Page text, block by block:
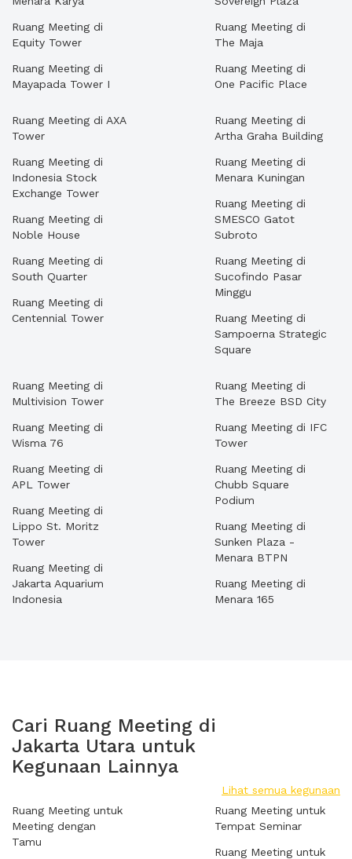
Ruang Meeting di
Equity Tower
Ruang Meeting di
Mayapada Tower I
Ruang Meeting di
The Maja
Ruang Meeting di
One Pacific Place
Ruang Meeting di AXA
Tower
Ruang Meeting di
Indonesia Stock
Exchange Tower
Ruang Meeting di
Noble House
Ruang Meeting di
South Quarter
Ruang Meeting di
Centennial Tower
Ruang Meeting di
Artha Graha Building
Ruang Meeting di
Menara Kuningan
Ruang Meeting di
SMESCO Gatot
Subroto
Ruang Meeting di
Sucofindo Pasar
Minggu
Ruang Meeting di
Sampoerna Strategic
Square
Ruang Meeting di
Multivision Tower
Ruang Meeting di
Wisma 76
Ruang Meeting di
APL Tower
Ruang Meeting di
Lippo St. Moritz
Tower
Ruang Meeting di
Jakarta Aquarium
Indonesia
Ruang Meeting di
The Breeze BSD City
Ruang Meeting di IFC
Tower
Ruang Meeting di
Chubb Square
Podium
Ruang Meeting di
Sunken Plaza -
Menara BTPN
Ruang Meeting di
Menara 165
Cari Ruang Meeting di
Jakarta Utara untuk
Kegunaan Lainnya
Lihat semua kegunaan
Ruang Meeting untuk
Meeting dengan
Tamu
Ruang Meeting untuk
Tempat Seminar
Ruang Meeting untuk